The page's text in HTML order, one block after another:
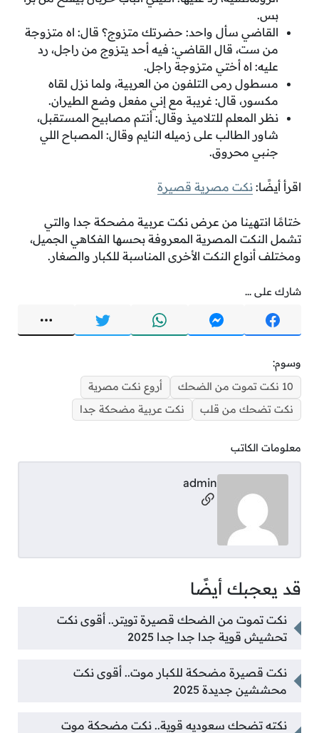
بس.
القاضي سأل واحد: حضرتك متزوج؟ قال: اه متزوجة
من ست، قال القاضي: فيه أحد يتزوج من راجل، رد
عليه: اه أختي متزوجة راجل.
مسطول رمى التلفون من العربية، ولما نزل لقاه
مكسور، قال: غريبة مع إني مفعل وضع الطيران.
نظر المعلم للتلاميذ وقال: أنتم مصابيح المستقبل،
شاور الطالب على زميله النايم وقال: المصباح اللي
جنبي محروق.
اقرأ أيضًا: نكت مصرية قصيرة
ختامًا انتهينا من عرض نكت عربية مضحكة جدا والتي
تشمل النكت المصرية المعروفة بحسها الفكاهي الجميل،
ومختلف أنواع النكت الأخرى المناسبة للكبار والصغار.
شارك على ...
وسوم:
10 نكت تموت من الضحك
أروع نكت مصرية
نكت تضحك من قلب
نكت عربية مضحكة جدا
معلومات الكاتب
admin
مواقع التواصل
قد يعجبك أيضًا
نكت تموت من الضحك قصيرة تويتر.. أقوى نكت
تحشيش قوية جدا جدا جدا 2025
نكت قصيرة مضحكة للكبار موت.. أقوى نكت
محششين جديدة 2025
نكته تضحك سعوديه قوية.. نكت مضحكة موت